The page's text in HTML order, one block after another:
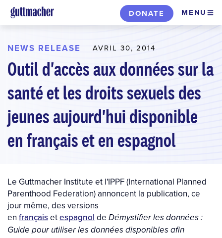
Skip
to
content
DONATE MENU
NEWS RELEASE AVRIL 30, 2014
Outil d'accès aux données sur la
santé et les droits sexuels des
jeunes aujourd'hui disponible
en français et en espagnol
Le Guttmacher Institute et l'IPPF (International Planned
Parenthood Federation) annoncent la publication, ce
jour même, des versions
en françaisetespagnol de Démystifier les données :
Guide pour utiliser les données disponibles afin